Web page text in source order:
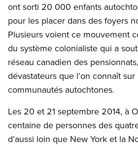
ont sorti 20 000 enfants
pour les placer dans des foyers
Plusieurs voient ce mouvement
du système colonialiste qui a
réseau canadien des
dévastateurs que l’on connaît
communautés autochtones.
Les 20 et 21 septembre 2014, à
centaine de personnes des
d’aussi loin que New York et la